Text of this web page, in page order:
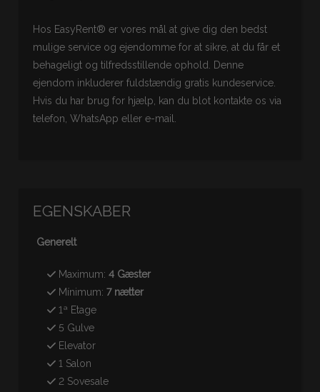
Hos EasyRent® er vores mål at give dig den bedst
mulige service og ejendomme for at sikre, at du får et
behageligt og tilfredsstillende ophold. Denne
ejendom inkluderer fuldstændig gratis kundeservice.
Hvis du har brug for hjælp, kan du blot kontakte os via
telefon, WhatsApp eller e-mail.
EGENSKABER
Generelt
Maximum:4 Gæster
Mínimum:7 nætter
1ª Etage
5 Gulve
Elevator
1 Salon
2 Sovesale